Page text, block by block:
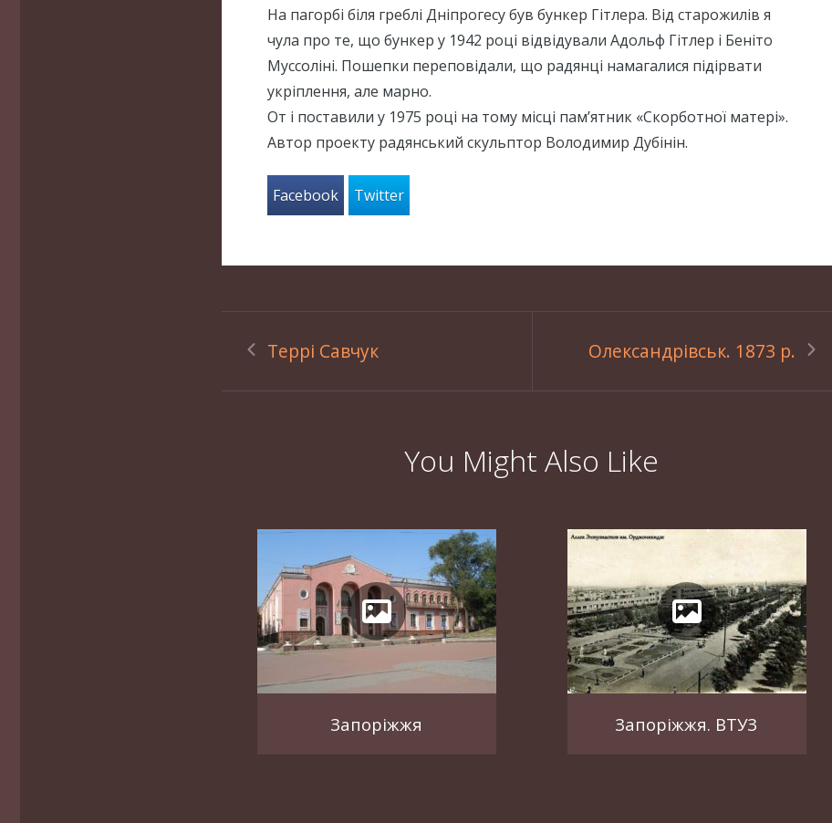
На пагорбі біля греблі Дніпрогесу був бункер Гітлера. Від старожилів я
чула про те, що бункер у 1942 році відвідували Адольф Гітлер і Беніто
Муссоліні. Пошепки переповідали, що радянці намагалися підірвати
укріплення, але марно.
От і поставили у 1975 році на тому місці пам’ятник «Скорботної матері».
Автор проекту радянський скульптор Володимир Дубінін.
Facebook Twitter
Террі Савчук Олександрівськ. 1873 р.
You Might Also Like
Запоріжжя Запоріжжя. ВТУЗ